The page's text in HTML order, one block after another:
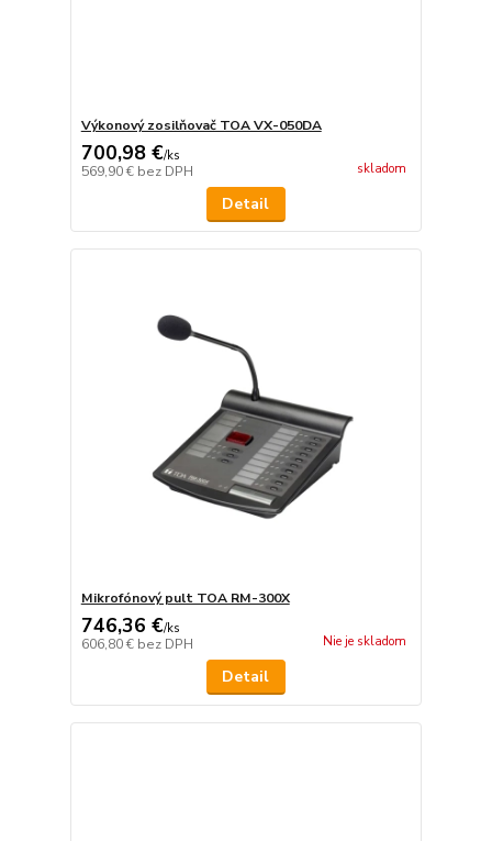
Výkonový zosilňovač TOA VX-050DA
700,98 €/ks
569,90 € bez DPH skladom
Detail
Mikrofónový pult TOA RM-300X
746,36 €/ks
606,80 € bez DPH Nie je skladom
Detail